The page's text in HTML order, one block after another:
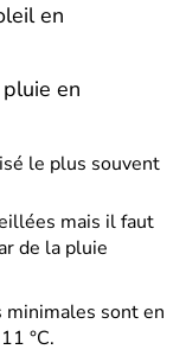
en
en
le plus souvent
mais il faut
de la pluie
minimales sont en
°C.